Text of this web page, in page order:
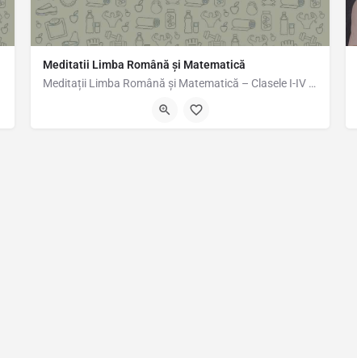
Meditatii Limba Română și Matematică
Meditații Limba Română și Matematică – Clasele I-IV Ofer meditații individuale sau în grup restrâns, la…